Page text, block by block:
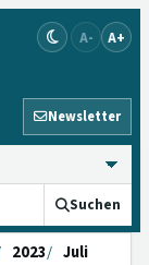
A- A+
Newsletter
Suchen
2023
Juli